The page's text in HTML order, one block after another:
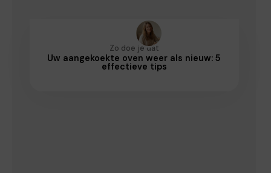
Zo doe je dat
Uw aangekoekte oven weer als nieuw: 5
effectieve tips